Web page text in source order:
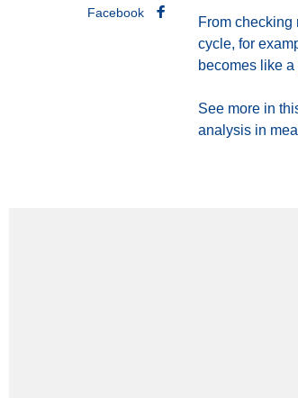
Facebook
From checking
cycle, for
becomes like
See more in
analysis in